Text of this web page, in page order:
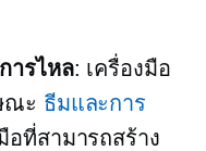
ารไหล: เครื่องมือ
ณะ ธีมและการ
อที่สามารถสร้าง